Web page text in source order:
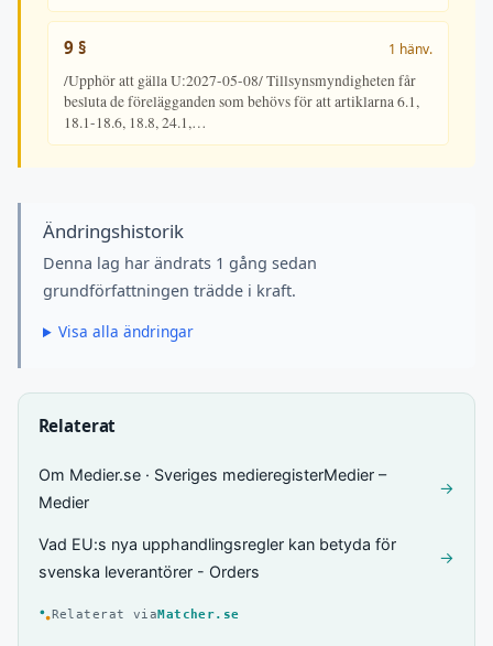
9 § 1 hänv.
/Upphör att gälla U:2027-05-08/ Tillsynsmyndigheten får
besluta de förelägganden som behövs för att artiklarna 6.1,
18.1-18.6, 18.8, 24.1,…
Ändringshistorik
Denna lag har ändrats 1 gång sedan
grundförfattningen trädde i kraft.
Visa alla ändringar
Relaterat
Om Medier.se · Sveriges medieregisterMedier –
Medier
→
Vad EU:s nya upphandlingsregler kan betyda för
svenska leverantörer - Orders
→
Relaterat viaMatcher.se